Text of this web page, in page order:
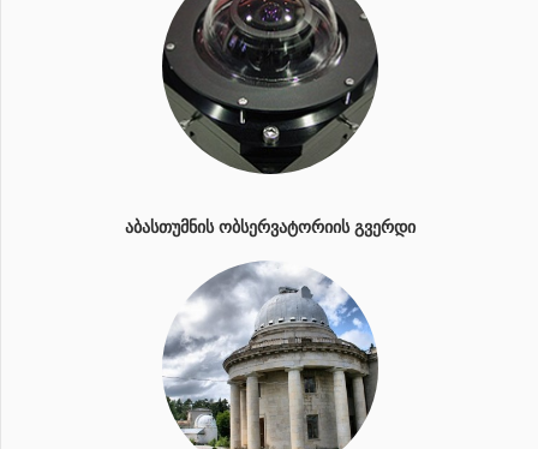
ᲐᲑᲐᲡᲗᲣᲛᲜᲘᲡ ᲝᲑᲡᲔᲠᲕᲐᲢᲝᲠᲘᲘᲡ ᲒᲕᲔᲠᲓᲘ